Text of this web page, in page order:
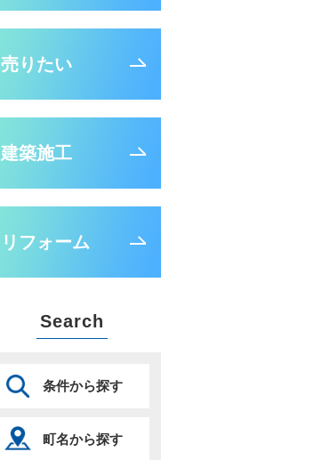
売りたい
建築施工
リフォーム
Search
条件から探す
町名から探す